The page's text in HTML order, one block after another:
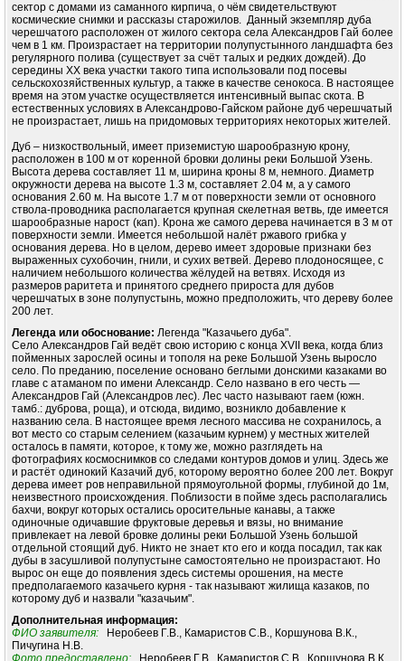
сектор с домами из саманного кирпича, о чём свидетельствуют
космические снимки и рассказы старожилов. Данный экземпляр дуба
черешчатого расположен от жилого сектора села Александров Гай более
чем в 1 км. Произрастает на территории полупустынного ландшафта без
регулярного полива (существует за счёт талых и редких дождей). До
середины ХХ века участки такого типа использовали под посевы
сельскохозяйственных культур, а также в качестве сенокоса. В настоящее
время на этом участке осуществляется интенсивный выпас скота. В
естественных условиях в Александрово-Гайском районе дуб черешчатый
не произрастает, лишь на придомовых территориях некоторых жителей.
Дуб – низкоствольный, имеет приземистую шарообразную крону,
расположен в 100 м от коренной бровки долины реки Большой Узень.
Высота дерева составляет 11 м, ширина кроны 8 м, немного. Диаметр
окружности дерева на высоте 1.3 м, составляет 2.04 м, а у самого
основания 2.60 м. На высоте 1.7 м от поверхности земли от основного
ствола-проводника располагается крупная скелетная ветвь, где имеется
шарообразные нарост (кап). Крона же самого дерева начинается в 3 м от
поверхности земли. Имеется небольшой налёт ржавого грибка у
основания дерева. Но в целом, дерево имеет здоровые признаки без
выраженных сухобочин, гнили, и сухих ветвей. Дерево плодоносящее, с
наличием небольшого количества жёлудей на ветвях. Исходя из
размеров раритета и принятого среднего прироста для дубов
черешчатых в зоне полупустынь, можно предположить, что дереву более
200 лет.
Легенда или обоснование: Легенда "Казачьего дуба".
Село Александров Гай ведёт свою историю с конца XVII века, когда близ
пойменных зарослей осины и тополя на реке Большой Узень выросло
село. По преданию, поселение основано беглыми донскими казаками во
главе с атаманом по имени Александр. Село названо в его честь —
Александров Гай (Александров лес). Лес часто называют гаем (южн.
тамб.: дуброва, роща), и отсюда, видимо, возникло добавление к
названию села. В настоящее время лесного массива не сохранилось, а
вот место со старым селением (казачьим курнем) у местных жителей
осталось в памяти, которое, к тому же, можно разглядеть на
фотографиях космоснимков со следами контуров домов и улиц. Здесь же
и растёт одинокий Казачий дуб, которому вероятно более 200 лет. Вокруг
дерева имеет ров неправильной прямоугольной формы, глубиной до 1м,
неизвестного происхождения. Поблизости в пойме здесь располагались
бахчи, вокруг которых остались оросительные канавы, а также
одиночные одичавшие фруктовые деревья и вязы, но внимание
привлекает на левой бровке долины реки Большой Узень большой
отдельной стоящий дуб. Никто не знает кто его и когда посадил, так как
дубы в засушливой полупустыне самостоятельно не произрастают. Но
вырос он еще до появления здесь системы орошения, на месте
предполагаемого казачьего курня - так называют жилища казаков, по
которому дуб и назвали "казачьим".
Дополнительная информация:
ФИО заявителя:Неробеев Г.В., Камаристов С.В., Коршунова В.К.,
Пичугина Н.В.